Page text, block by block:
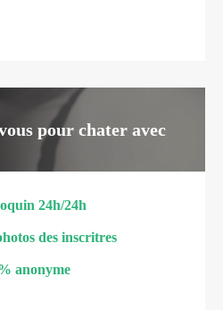
pour chater avec
24h/24h
des inscritres
anonyme